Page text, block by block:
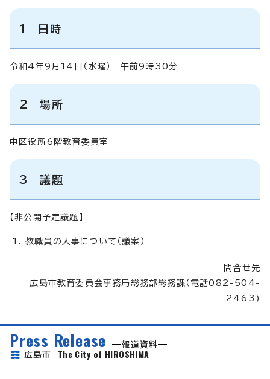
1 日時
令和4年9月14日（水曜） 午前9時30分
2 場所
中区役所6階教育委員室
3 議題
【非公開予定議題】
教職員の人事について（議案）
問合せ先
広島市教育委員会事務局総務部総務課（電話082-504-
2463)
Press Release
報道資料
広島市 The City of HIROSHIMA